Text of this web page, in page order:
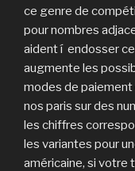
ce genre de
pour nombres
aident í endosser
augmente les
modes de
nos paris sur des
les chiffres
les variantes pour
américaine, si votre